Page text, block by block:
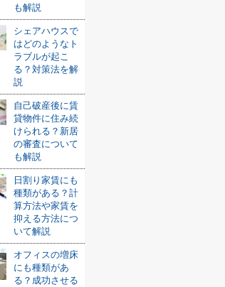
も解説
シェアハウスで
はどのようなト
ラブルが起こ
る？対策法を解
説
自己破産後に賃
貸物件に住み続
けられる？新居
の審査について
も解説
日割り家賃にも
種類がある？計
算方法や家賃を
抑える方法につ
いて解説
オフィスの増床
にも種類があ
る？成功させる